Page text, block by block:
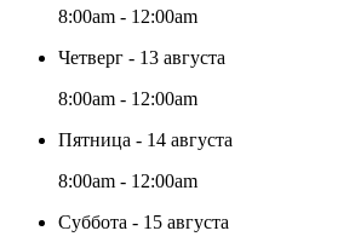
8:00am - 12:00am
Четверг - 13 августа
8:00am - 12:00am
Пятница - 14 августа
8:00am - 12:00am
Суббота - 15 августа